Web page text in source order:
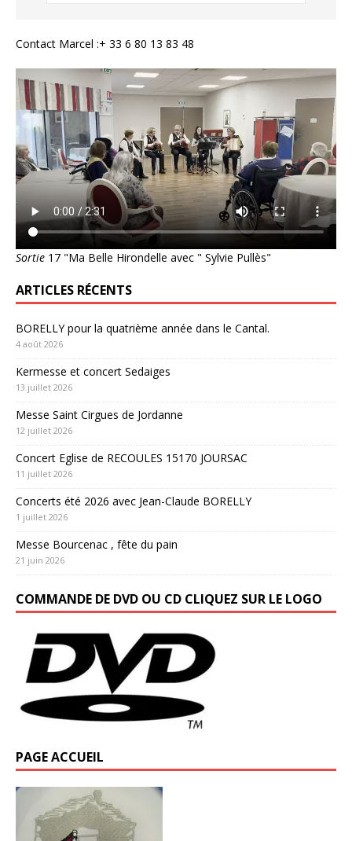
Contact Marcel :+ 33 6 80 13 83 48
Sortie 17 "Ma Belle Hirondelle avec " Sylvie Pullès"
ARTICLES RÉCENTS
BORELLY pour la quatrième année dans le Cantal.
4 août 2026
Kermesse et concert Sedaiges
13 juillet 2026
Messe Saint Cirgues de Jordanne
12 juillet 2026
Concert Eglise de RECOULES 15170 JOURSAC
11 juillet 2026
Concerts été 2026 avec Jean-Claude BORELLY
1 juillet 2026
Messe Bourcenac , fête du pain
21 juin 2026
COMMANDE DE DVD OU CD CLIQUEZ SUR LE LOGO
PAGE ACCUEIL